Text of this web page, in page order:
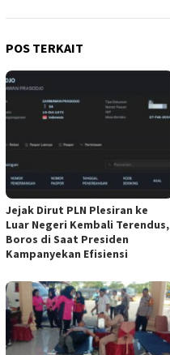
POS TERKAIT
Jejak Dirut PLN Plesiran ke
Luar Negeri Kembali Terendus,
Boros di Saat Presiden
Kampanyekan Efisiensi